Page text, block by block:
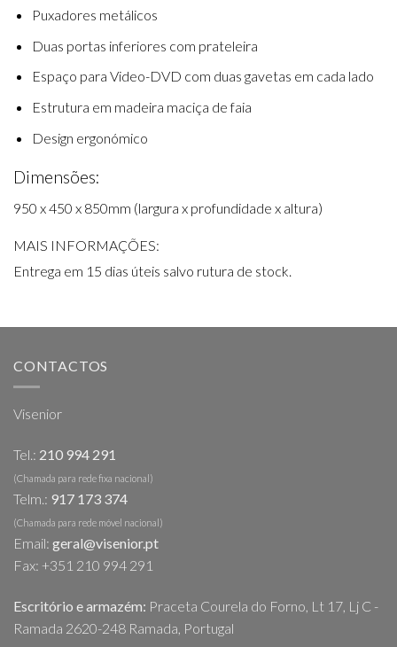
Puxadores metálicos
Duas portas inferiores com prateleira
Espaço para Video-DVD com duas gavetas em cada lado
Estrutura em madeira maciça de faia
Design ergonómico
Dimensões:
950 x 450 x 850mm (largura x profundidade x altura)
MAIS INFORMAÇÕES:
Entrega em 15 dias úteis salvo rutura de stock.
CONTACTOS
Visenior
Tel.: 210 994 291
(Chamada para rede fixa nacional)
Telm.: 917 173 374
(Chamada para rede móvel nacional)
Email: geral@visenior.pt
Fax: +351 210 994 291
Escritório e armazém: Praceta Courela do Forno, Lt 17, Lj C -
Ramada 2620-248 Ramada, Portugal